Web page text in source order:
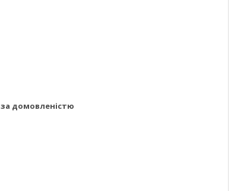
за домовленістю